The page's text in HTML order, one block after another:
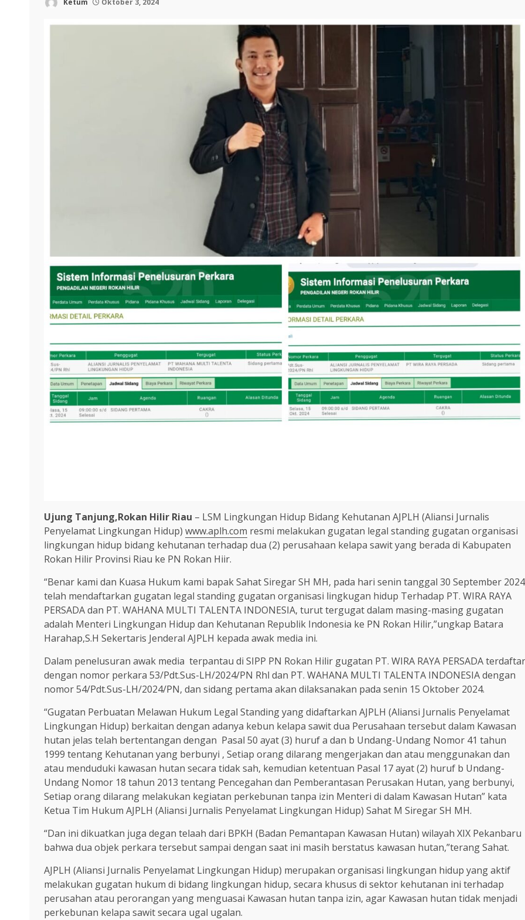
Ujung Tanjung,Rokan Hilir Riau – LSM Lingkungan Hidup Bidang Kehutanan AJPLH (Aliansi Jurnalis
Penyelamat Lingkungan Hidup) www.aplh.com resmi melakukan gugatan legal standing gugatan organisasi
lingkungan hidup bidang kehutanan terhadap dua (2) perusahaan kelapa sawit yang berada di Kabupaten
Rokan Hilir Provinsi Riau ke PN Rokan Hiir.
“Benar kami dan Kuasa Hukum kami bapak Sahat Siregar SH MH, pada hari senin tanggal 30 September 2024
telah mendaftarkan gugatan legal standing gugatan organisasi lingkugan hidup Terhadap PT. WIRA RAYA
PERSADA dan PT. WAHANA MULTI TALENTA INDONESIA, turut tergugat dalam masing-masing gugatan
adalah Menteri Lingkungan Hidup dan Kehutanan Republik Indonesia ke PN Rokan Hilir,”ungkap Batara
Harahap,S.H Sekertaris Jenderal AJPLH kepada awak media ini.
Dalam penelusuran awak media terpantau di SIPP PN Rokan Hilir gugatan PT. WIRA RAYA PERSADA terdaftar
dengan nomor perkara 53/Pdt.Sus-LH/2024/PN Rhl dan PT. WAHANA MULTI TALENTA INDONESIA dengan
nomor 54/Pdt.Sus-LH/2024/PN, dan sidang pertama akan dilaksanakan pada senin 15 Oktober 2024.
“Gugatan Perbuatan Melawan Hukum Legal Standing yang didaftarkan AJPLH (Aliansi Jurnalis Penyelamat
Lingkungan Hidup) berkaitan dengan adanya kebun kelapa sawit dua Perusahaan tersebut dalam Kawasan
hutan jelas telah bertentangan dengan Pasal 50 ayat (3) huruf a dan b Undang-Undang Nomor 41 tahun
1999 tentang Kehutanan yang berbunyi , Setiap orang dilarang mengerjakan dan atau menggunakan dan
atau menduduki kawasan hutan secara tidak sah, kemudian ketentuan Pasal 17 ayat (2) huruf b Undang-
Undang Nomor 18 tahun 2013 tentang Pencegahan dan Pemberantasan Perusakan Hutan, yang berbunyi,
Setiap orang dilarang melakukan kegiatan perkebunan tanpa izin Menteri di dalam Kawasan Hutan” kata
Ketua Tim Hukum AJPLH (Aliansi Jurnalis Penyelamat Lingkungan Hidup) Sahat M Siregar SH MH.
“Dan ini dikuatkan juga degan telaah dari BPKH (Badan Pemantapan Kawasan Hutan) wilayah XIX Pekanbaru
bahwa dua objek perkara tersebut sampai dengan saat ini masih berstatus kawasan hutan,”terang Sahat.
AJPLH (Aliansi Jurnalis Penyelamat Lingkungan Hidup) merupakan organisasi lingkungan hidup yang aktif
melakukan gugatan hukum di bidang lingkungan hidup, secara khusus di sektor kehutanan ini terhadap
perusahan atau perorangan yang menguasai Kawasan hutan tanpa izin, agar Kawasan hutan tidak menjadi
perkebunan kelapa sawit secara ugal ugalan.